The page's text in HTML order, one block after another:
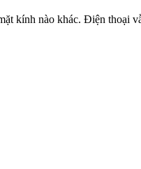
kính nào khác. Điện thoại